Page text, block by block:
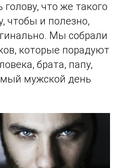
что же такого
чтобы и полезно,
Мы собрали
которые порадуют
брата, папу,
мужской день